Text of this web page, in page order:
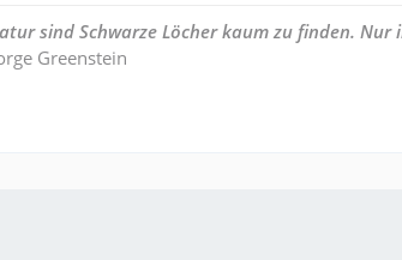
sind Schwarze Löcher kaum zu finden.
Greenstein